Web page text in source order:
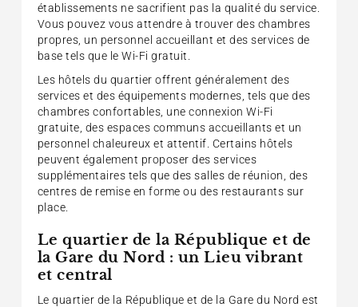
établissements ne sacrifient pas la qualité du service.
Vous pouvez vous attendre à trouver des chambres
propres, un personnel accueillant et des services de
base tels que le Wi-Fi gratuit.
Les hôtels du quartier offrent généralement des
services et des équipements modernes, tels que des
chambres confortables, une connexion Wi-Fi
gratuite, des espaces communs accueillants et un
personnel chaleureux et attentif. Certains hôtels
peuvent également proposer des services
supplémentaires tels que des salles de réunion, des
centres de remise en forme ou des restaurants sur
place.
Le quartier de la République et de
la Gare du Nord : un Lieu vibrant
et central
Le quartier de la République et de la Gare du Nord est